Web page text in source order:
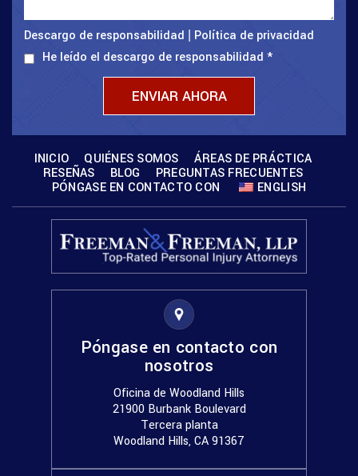
Descargo de responsabilidad
Política de privacidad
He leído el descargo de responsabilidad *
INICIO QUIÉNES SOMOS
ÁREAS DE PRÁCTICA
RESEÑAS
BLOG
PREGUNTAS FRECUENTES
PÓNGASE EN CONTACTO CON
ENGLISH
Póngase en contacto con
nosotros
Oficina de Woodland Hills
21900 Burbank Boulevard
Tercera planta
Woodland Hills, CA 91367